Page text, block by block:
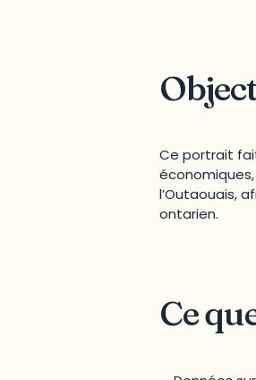
Ce portrait
l’Outaouais,
ontarien.
Ce